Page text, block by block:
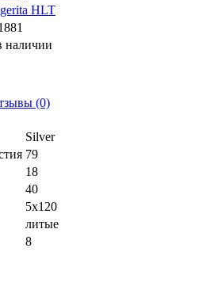
HLT
наличии
(0)
Silver
79
18
40
5x120
литые
8